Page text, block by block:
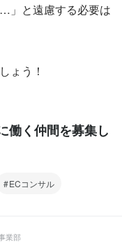
」と遠慮する必要は
ょう！
働く仲間を募集し
ECコンサル
業部